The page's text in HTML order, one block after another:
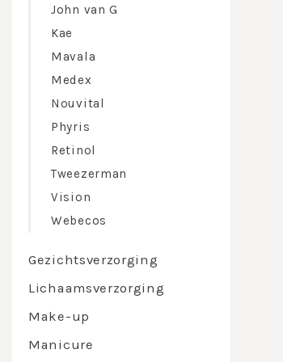
John van G
Kae
Mavala
Medex
Nouvital
Phyris
Retinol
Tweezerman
Vision
Webecos
Gezichtsverzorging
Lichaamsverzorging
Make-up
Manicure